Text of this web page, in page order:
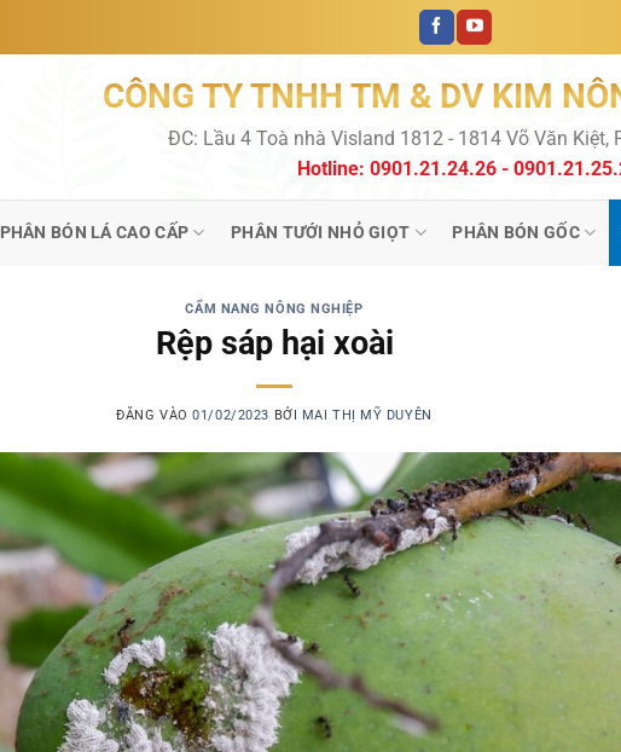
CÔNG TY TNHH TM & DV KIM
ĐC: Lầu 4 Toà nhà Visland 1812 - 1814 Võ Văn Kiệt,
Hotline: 0901.21.24.26 -
PHÂN BÓN LÁ CAO CẤP PHÂN TƯỚI NHỎ GIỌT PHÂN BÓN GỐC
CẨM NANG NÔNG NGHIỆP
Rệp sáp hại xoài
ĐĂNG VÀO01/02/2023 BỞI MAI THỊ MỸ DUYÊN